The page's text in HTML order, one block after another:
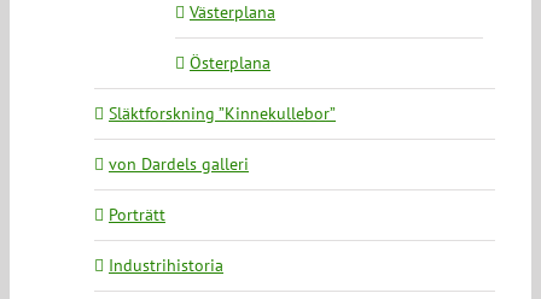
Västerplana
Österplana
Släktforskning ”Kinnekullebor”
von Dardels galleri
Porträtt
Industrihistoria